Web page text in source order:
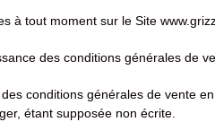
à tout moment sur le Site
des conditions générales de
conditions générales de vente
étant supposée non écrite.